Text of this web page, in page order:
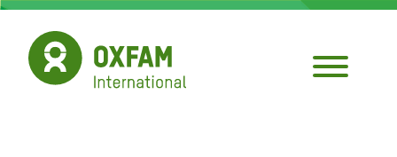
Aller
contenu
principal